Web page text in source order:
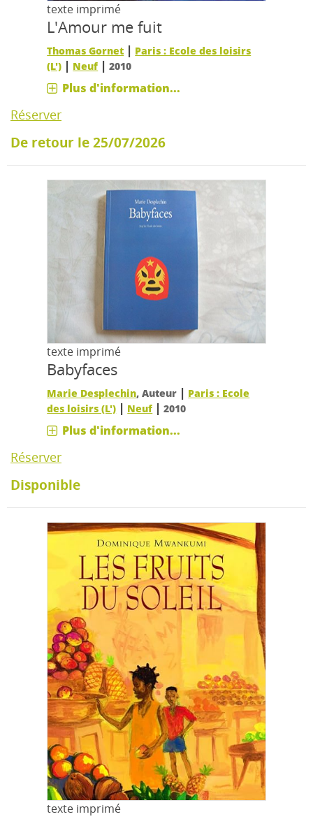
texte imprimé
L'Amour me fuit
Thomas Gornet | Paris : Ecole des loisirs
(L') | Neuf |2010
Plus d'information...
Réserver
De retour le 25/07/2026
texte imprimé
Babyfaces
Marie Desplechin, Auteur | Paris : Ecole
des loisirs (L') | Neuf |2010
Plus d'information...
Réserver
Disponible
texte imprimé